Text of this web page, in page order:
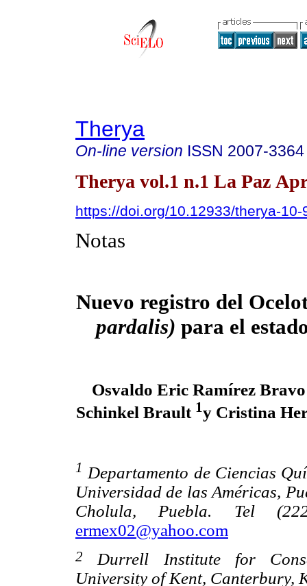
Therya
On-line version ISSN 2007-3364
Therya vol.1 n.1 La Paz
https://doi.org/10.12933/therya-10-
Notas
Nuevo registro del
pardalis) para el
Osvaldo Eric Ramírez
Schinkel Brault 1y Cristina
1 Departamento de Ciencias
Universidad de las Américas,
Cholula, Puebla. Tel
ermex02@yahoo.com
2
Durrell Institute for
University of Kent, Canterbury,